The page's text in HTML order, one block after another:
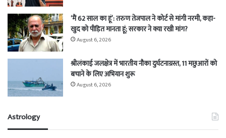
‘मैं 62 साल का हूं’: तरुण तेजपाल ने कोर्ट से मांगी नरमी, कहा-
खुद को पीड़ित मानता हूं; सरकार ने क्या रखी मांग?
August 6, 2026
श्रीलंकाई जलक्षेत्र में भारतीय नौका दुर्घटनाग्रस्त, 11 मछुआरों को
बचाने के लिए अभियान शुरू
August 6, 2026
Astrology